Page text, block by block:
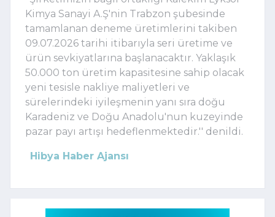
Kimya Sanayi A.Ş'nin Trabzon şubesinde
tamamlanan deneme üretimlerini takiben
09.07.2026 tarihi itibarıyla seri üretime ve
ürün sevkiyatlarına başlanacaktır. Yaklaşık
50.000 ton üretim kapasitesine sahip olacak
yeni tesisle nakliye maliyetleri ve
sürelerindeki iyileşmenin yanı sıra doğu
Karadeniz ve Doğu Anadolu'nun kuzeyinde
pazar payı artışı hedeflenmektedir.'' denildi.
Hibya Haber Ajansı